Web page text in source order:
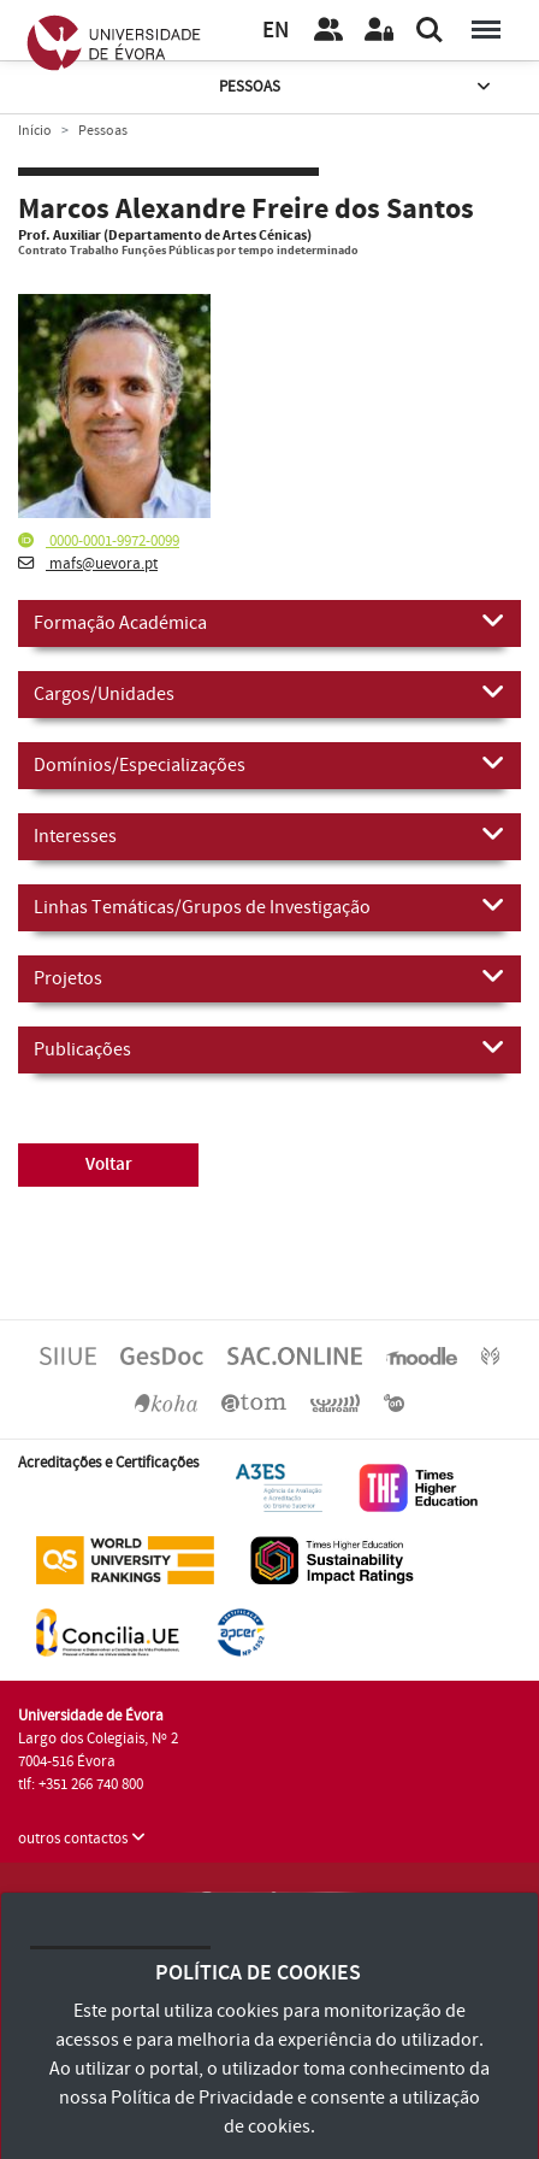
EN
PESSOAS
Início Pessoas
Marcos Alexandre Freire dos Santos
Prof. Auxiliar (Departamento de Artes Cénicas)
Contrato Trabalho Funções Públicas por tempo indeterminado
0000-0001-9972-0099
mafs@uevora.pt
Formação Académica
Cargos/Unidades
Domínios/Especializações
Interesses
Linhas Temáticas/Grupos de Investigação
Projetos
Publicações
Voltar
Acreditações e Certificações
Universidade de Évora
Largo dos Colegiais, Nº 2
7004-516 Évora
tlf: +351 266 740 800
outros contactos
Consulte os Termos e Condições e Política de Privacidade
Declaração de Acessibilidade
POLÍTICA DE COOKIES
Este portal utiliza cookies para monitorização de
acessos e para melhoria da experiência do utilizador.
Ao utilizar o portal, o utilizador toma conhecimento da
nossa Política de Privacidadee consente a utilização
de cookies.